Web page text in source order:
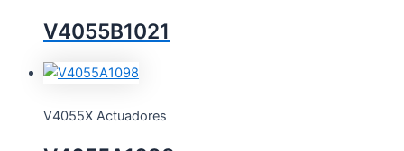
V4055B1021
V4055X Actuadores